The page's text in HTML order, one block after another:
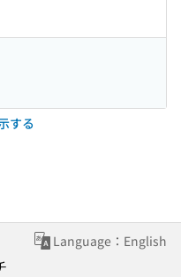
する
Language：English